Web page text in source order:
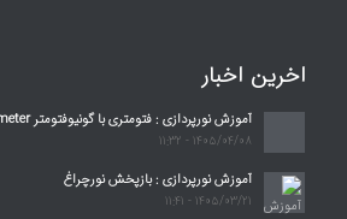
اخرین اخبار
آموزش نورپردازی : فتومتری با گونیوفتومتر Goniophotometer
1405/04/08 - 11:32
آموزش نورپردازی : بازپخش نورچراغ
1405/03/21 - 11:41